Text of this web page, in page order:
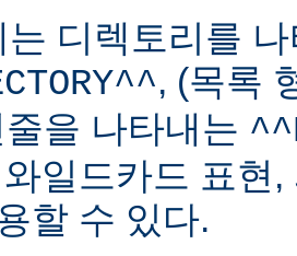
는 디렉토리를
, (목록
을 나타내는
일드카드 표현
할 수 있다.